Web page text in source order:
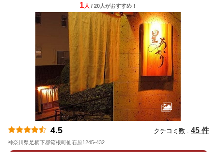
1 人 / 20人がおすすめ！
4.5 クチコミ数 : 45 件
神奈川県足柄下郡箱根町仙石原1245-432